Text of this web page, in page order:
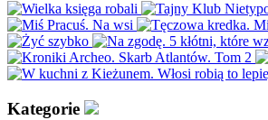
Kategorie